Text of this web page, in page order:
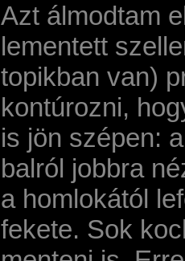
Azt álmodtam
lementett
topikban van)
kontúrozni,
is jön szépen:
balról jobbra
a homlokától
fekete. Sok